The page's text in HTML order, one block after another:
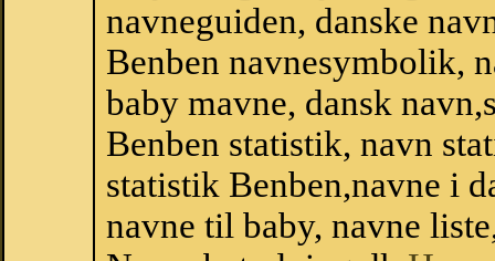
navneguiden, danske
Benben navnesymbolik,
baby mavne, dansk
Benben statistik, navn
statistik Benben,navne i
navne til baby, navne